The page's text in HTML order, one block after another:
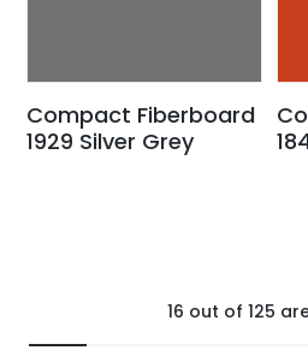
Compact Fiberboard
1929 Silver Grey
16 out of 125